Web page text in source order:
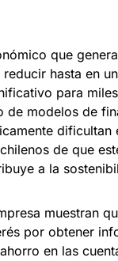
que
hasta en
para
de modelos de
de que
a la
muestran
por obtener
en las